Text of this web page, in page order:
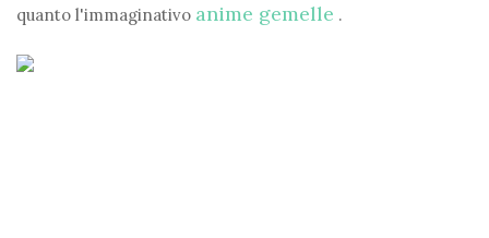
quanto l'immaginativo anime gemelle .